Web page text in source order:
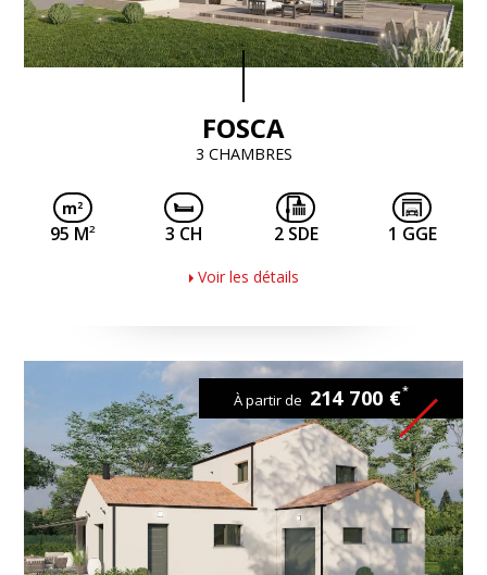
FOSCA
3 CHAMBRES
95 M2 3 CH 2 SDE 1 GGE
Voir les détails
À partir de 214 700 €*